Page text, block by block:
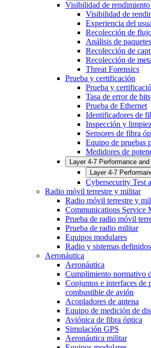
Visibilidad de rendimiento
Visibilidad de
Experiencia del
Recolección de
Análisis de paquetes
Recolección de
Recolección de
Threat Forensics
Prueba y certificación
Prueba y
Tasa de error de bits
Prueba de Ethernet
Identificadores de
Inspección y
Sensores de fibra
Equipo de pruebas
Medidores de
Layer 4-7 Performance
Layer 4-7
Cybersecurity Test
Radio móvil terrestre y militar
Radio móvil terrestre y
Communications Service
Prueba de radio móvil
Prueba de radio militar
Equipos modulares
Radio y sistemas
Aeronáutica
Aeronáutica
Cumplimiento normativo
Conjuntos e interfaces de
combustible de avión
Acopladores de antena
Equipo de medición de
Aviónica de fibra óptica
Simulación GPS
Aeronáutica militar